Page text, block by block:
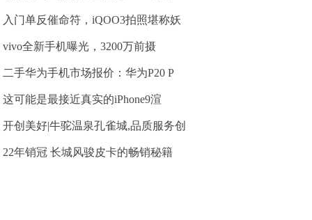
入门单反催命符，iQOO3拍照堪称妖
vivo全新手机曝光，3200万前摄
二手华为手机市场报价：华为P20 P
这可能是最接近真实的iPhone9渲
开创美好|牛驼温泉孔雀城,品质服务创
22年销冠 长城风骏皮卡的畅销秘籍